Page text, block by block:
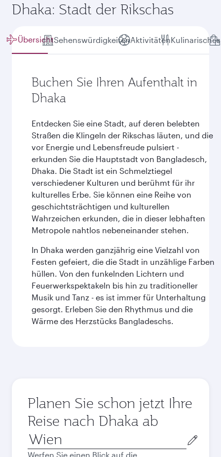
Dhaka: Stadt der Rikschas
ÜbersichtSehenswürdigkeitenAktivitätenKulinarisches
Buchen Sie Ihren Aufenthalt in
Dhaka
Entdecken Sie eine Stadt, auf deren belebten
Straßen die Klingeln der Rikschas läuten, und die
vor Energie und Lebensfreude pulsiert -
erkunden Sie die Hauptstadt von Bangladesch,
Dhaka. Die Stadt ist ein Schmelztiegel
verschiedener Kulturen und berühmt für ihr
kulturelles Erbe. Sie können eine Reihe von
geschichtsträchtigen und kulturellen
Wahrzeichen erkunden, die in dieser lebhaften
Metropole nahtlos nebeneinander stehen.
In Dhaka werden ganzjährig eine Vielzahl von
Festen gefeiert, die die Stadt in unzählige Farben
hüllen. Von den funkelnden Lichtern und
Feuerwerkspektakeln bis hin zu traditioneller
Musik und Tanz - es ist immer für Unterhaltung
gesorgt. Erleben Sie den Rhythmus und die
Wärme des Herzstücks Bangladeschs.
Planen Sie schon jetzt Ihre
Reise nach Dhaka ab
Abflugort
Werfen Sie einen Blick auf die